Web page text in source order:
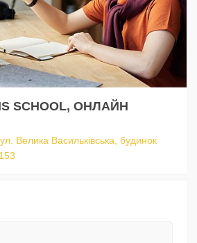
SCHOOL, ОНЛАЙН
Велика Васильківська, будинок